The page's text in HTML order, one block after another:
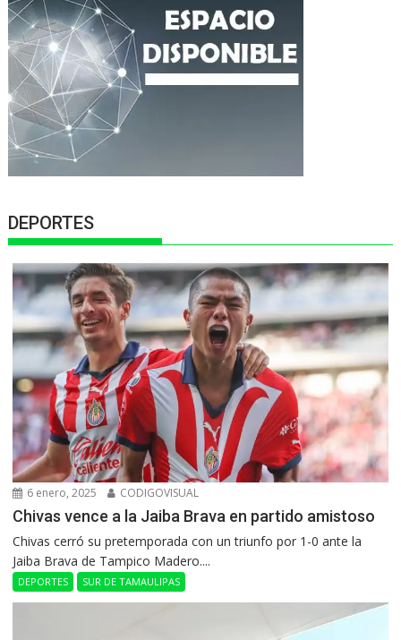
DEPORTES
6 enero, 2025 CODIGOVISUAL
Chivas vence a la Jaiba Brava en partido amistoso
Chivas cerró su pretemporada con un triunfo por 1-0 ante la
Jaiba Brava de Tampico Madero....
DEPORTES SUR DE TAMAULIPAS